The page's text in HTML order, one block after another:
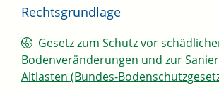
Rechtsgrundlage
Gesetz zum Schutz vor
Bodenveränderungen und zur
Altlasten (Bundes-